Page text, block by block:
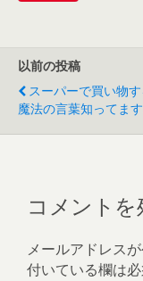
以前の投稿
スーパーで買い物
魔法の言葉知ってま
コメントを
メールアドレス
付いている欄は